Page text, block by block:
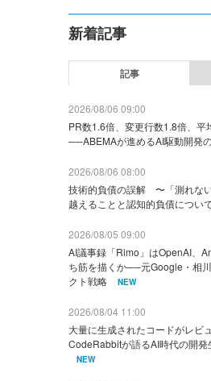
新着記事
記事
2026/08/06 09:00
PR数1.6倍、変更行数1.8倍、
──ABEMAが進めるAI駆動開発
2026/08/06 08:00
技術的負債の誤解 〜「測れな
越えることと認知的負債につい
2026/08/05 09:00
AI議事録「Rimo」はOpenAI、
ち筋を描くか──元Google・相
クト戦略
NEW
2026/08/04 11:00
大量に生成されたコードがレビ
CodeRabbitが語るAI時代の開発
NEW